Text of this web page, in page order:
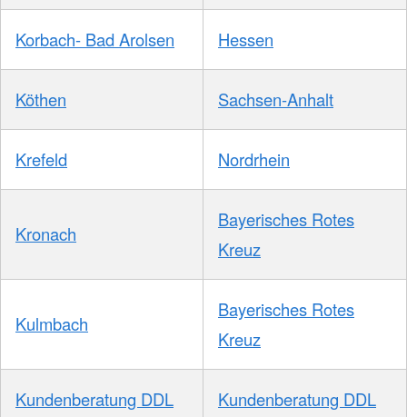
Korbach- Bad Arolsen Hessen
Köthen Sachsen-Anhalt
Krefeld Nordrhein
Kronach
Bayerisches Rotes
Kreuz
Kulmbach
Bayerisches Rotes
Kreuz
Kundenberatung DDL Kundenberatung DDL